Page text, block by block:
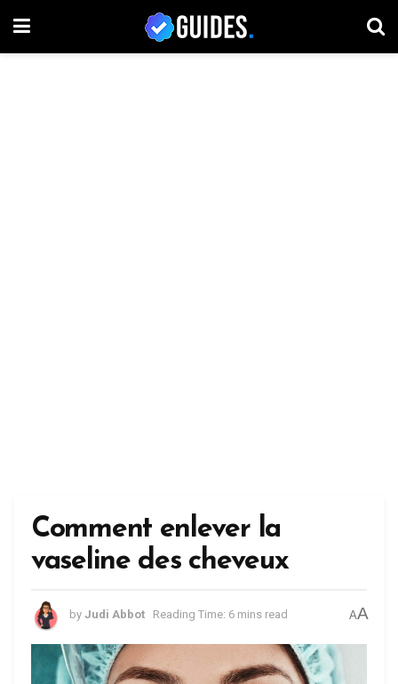
Comment enlever la
vaseline des cheveux
by Judi Abbot Reading Time: 6 mins read AA